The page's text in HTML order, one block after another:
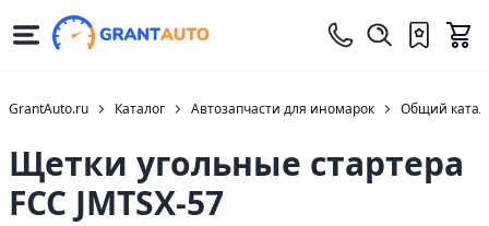
GrantAuto.ru Каталог Автозапчасти для иномарок Общий
Щетки угольные стартера
FCC JMTSX-57